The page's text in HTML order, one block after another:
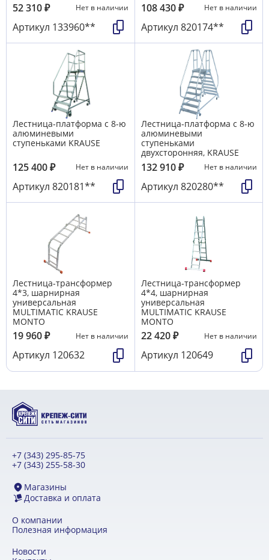
52 310₽ Нет в наличии
Артикул 133960**
108 430₽ Нет в наличии
Артикул 820174**
Лестница-платформа с 8-ю
алюминевыми
ступеньками KRAUSE
125 400₽ Нет в наличии
Артикул 820181**
Лестница-платформа с 8-ю
алюминевыми
ступеньками
двухсторонняя, KRAUSE
132 910₽ Нет в наличии
Артикул 820280**
Лестница-трансформер
4*3, шарнирная
универсальная
MULTIMATIС KRAUSE
MONTO
19 960₽ Нет в наличии
Артикул 120632
Лестница-трансформер
4*4, шарнирная
универсальная
MULTIMATIС KRAUSE
MONTO
22 420₽ Нет в наличии
Артикул 120649
+7 (343) 295-85-75
+7 (343) 255-58-30
Магазины
Доставка и оплата
О компании
Полезная информация
Новости